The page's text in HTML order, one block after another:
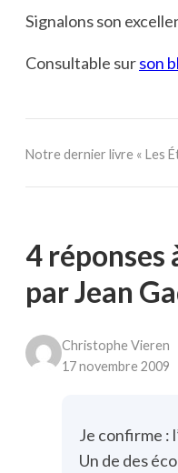
Signalons son
Consultable surson
Notre dernier livre « Les
4 réponses
par Jean
Christophe Vieren
17 novembre 2009
Je confirme :
Un de des